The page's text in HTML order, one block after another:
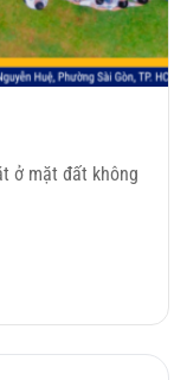
ở mặt đất không